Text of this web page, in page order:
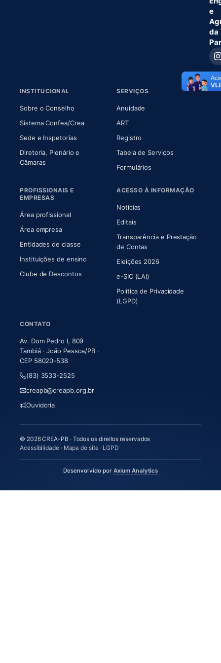
e
da
INSTITUCIONAL
Sobre o Conselho(abre em nova aba)
Sistema Confea/Crea(abre em nova aba)
Sede e Inspetorias
Diretoria, Plenário e
Câmaras(abre em nova aba)
SERVIÇOS
Anuidade
ART(abre em nova aba)
Registro
Tabela de Serviços
Formulários
PROFISSIONAIS E
EMPRESAS
Área profissional
Área empresa
Entidades de classe
Instituições de ensino
Clube de Descontos
ACESSO À INFORMAÇÃO
Notícias
Editais
Transparência e Prestação
de Contas
Eleições 2026
e-SIC (LAI)
Política de Privacidade
(LGPD)
CONTATO
Av. Dom Pedro I, 809
Tambiá · João Pessoa/PB ·
CEP 58020-538
(83) 3533-2525
creapb@creapb.org.br
Ouvidoria
© 2026 CREA-PB · Todos os direitos reservados
Acessibilidade· Mapa do site· LGPD
Desenvolvido por Axium Analytics(abre em nova aba)